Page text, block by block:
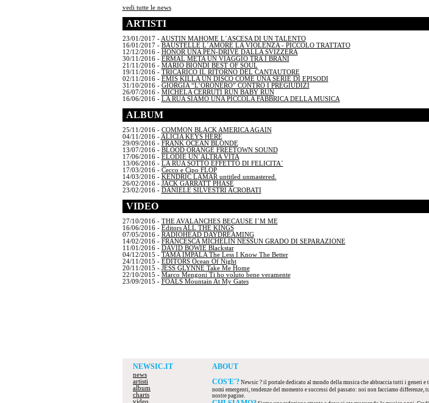
vedi tutte le news
ARTISTI
23/01/2017 - AUSTIN MAHOME L´ASCESA DI UN TALENTO
16/01/2017 - BAUSTELLE L´AMORE LA VIOLENZA - PICCOLO TRATTATO
12/12/2016 - HONOR UNA PEN-DRIVE DALLA SVIZZERA
30/11/2016 - ERMAL META UN VIAGGIO TRA I BRANI
21/11/2016 - MARIO BIONDI BEST OF SOUL
19/11/2016 - TRICARICO IL RITORNO DEL CANTAUTORE
02/11/2016 - EMIS KILLA UN DISCO COME UNA SERIE DI EPISODI
31/10/2016 - GIORGIA “L’ORONERO” CONTRO I PREGIUDIZI
26/07/2016 - MICHELA CERRUTI RUN BABY RUN
16/06/2016 - LA RUA SIAMO UNA PICCOLA FABBRICA DELLA MUSICA
ALBUM
25/11/2016 - COMMON BLACK AMERICA AGAIN
04/11/2016 - ALICIA KEYS HERE
29/09/2016 - FRANK OCEAN BLONDE
13/07/2016 - BLOOD ORANGE FREETOWN SOUND
17/06/2016 - ELODIE UN´ALTRA VITA
13/06/2016 - LA RUA SOTTO EFFETTO DI FELICITA´
17/03/2016 - Cecco e Cipo FLOP
14/03/2016 - KENDRIC LAMAR untitled unmastered.
26/02/2016 - JACK GARRATT PHASE
23/02/2016 - DANIELE SILVESTRI ACROBATI
VIDEO
27/10/2016 - THE AVALANCHES BECAUSE I´M ME
16/06/2016 - Editors ALL THE KINGS
07/05/2016 - RADIOHEAD DAYDREAMING
14/02/2016 - FRANCESCA MICHELIN NESSUN GRADO DI SEPARAZIONE
11/01/2016 - DAVID BOWIE Blackstar
04/12/2015 - TAMA IMPALA The Less I Know The Better
24/11/2015 - EDITORS Ocean Of Night
20/11/2015 - JESS GLYNNE Take Me Home
22/10/2015 - Marco Mengoni Ti ho voluto bene veramente
23/09/2015 - FOALS Mountain At My Gates
NEWSIC.IT
news
artisti
album
charts
video
ABOUT
COS'E'? Newsic ? il portale dedicato al mondo della musica che abbraccia tutti i generi e
nomi emergenti, tendenze del momento e successi del passato: noi non facciamo
nostre pagine.